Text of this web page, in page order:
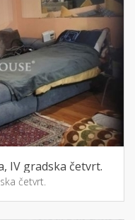
IV gradska četvrt.
četvrt.